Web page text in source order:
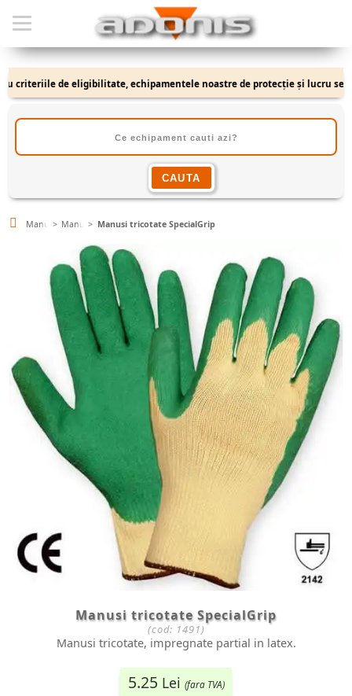
de eligibilitate, echipamentele noastre de protecție și lucru se
Manusi Manusi TricotateManusi tricotate SpecialGrip
Manusi tricotate SpecialGrip
(cod: 1491)
Manusi tricotate, impregnate partial in latex.
5.25 Lei (fara TVA)